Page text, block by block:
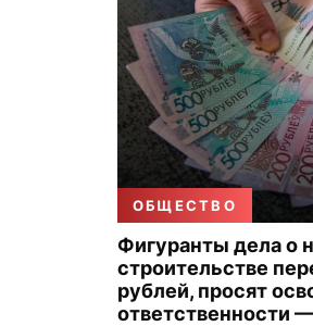
ОБЩЕСТВО
Фигуранты дела о
строительстве
рублей, просят
ответственности